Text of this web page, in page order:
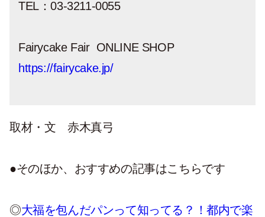
TEL：03-3211-0055
Fairycake Fair ONLINE SHOP
https://fairycake.jp/
取材・文 赤木真弓
●そのほか、おすすめの記事はこちらです
◎大福を包んだパンって知ってる？！都内で楽